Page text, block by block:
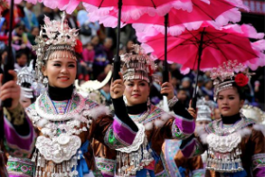
관광 오피니언